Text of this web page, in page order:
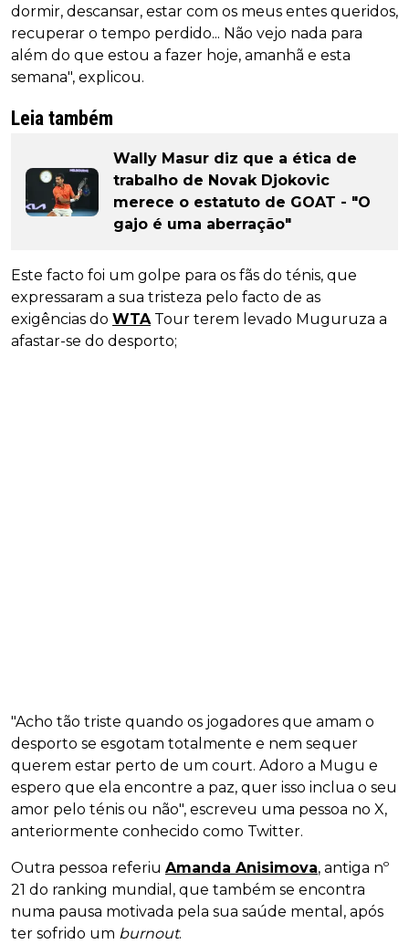
dormir, descansar, estar com os meus entes queridos,
recuperar o tempo perdido... Não vejo nada para
além do que estou a fazer hoje, amanhã e esta
semana", explicou.
Leia também
Wally Masur diz que a ética de
trabalho de Novak Djokovic
merece o estatuto de GOAT - "O
gajo é uma aberração"
Este facto foi um golpe para os fãs do ténis, que
expressaram a sua tristeza pelo facto de as
exigências do WTATour terem levado Muguruza a
afastar-se do desporto;
"Acho tão triste quando os jogadores que amam o
desporto se esgotam totalmente e nem sequer
querem estar perto de um court. Adoro a Mugu e
espero que ela encontre a paz, quer isso inclua o seu
amor pelo ténis ou não", escreveu uma pessoa no X,
anteriormente conhecido como Twitter.
Outra pessoa referiu Amanda Anisimova, antiga nº
21 do ranking mundial, que também se encontra
numa pausa motivada pela sua saúde mental, após
ter sofrido um burnout.